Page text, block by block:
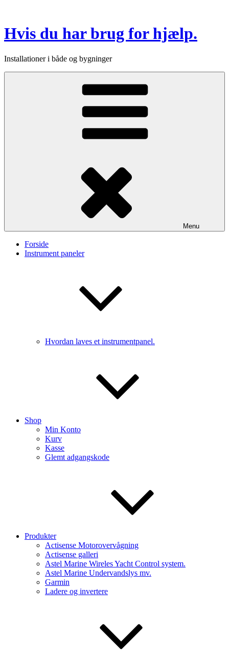
indhold
Hvis du har brug for hjælp.
Installationer i både og bygninger
Menu
Forside
Instrument paneler
Hvordan laves et instrumentpanel.
Shop
Min Konto
Kurv
Kasse
Glemt adgangskode
Produkter
Actisense Motorovervågning
Actisense galleri
Astel Marine Wireles Yacht Control system.
Astel Marine Undervandslys mv.
Garmin
Ladere og invertere